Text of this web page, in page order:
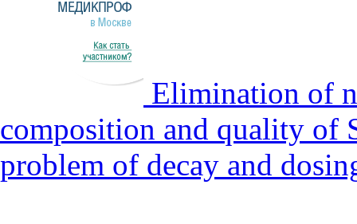
Elimination of
composition and quality of
problem of decay and